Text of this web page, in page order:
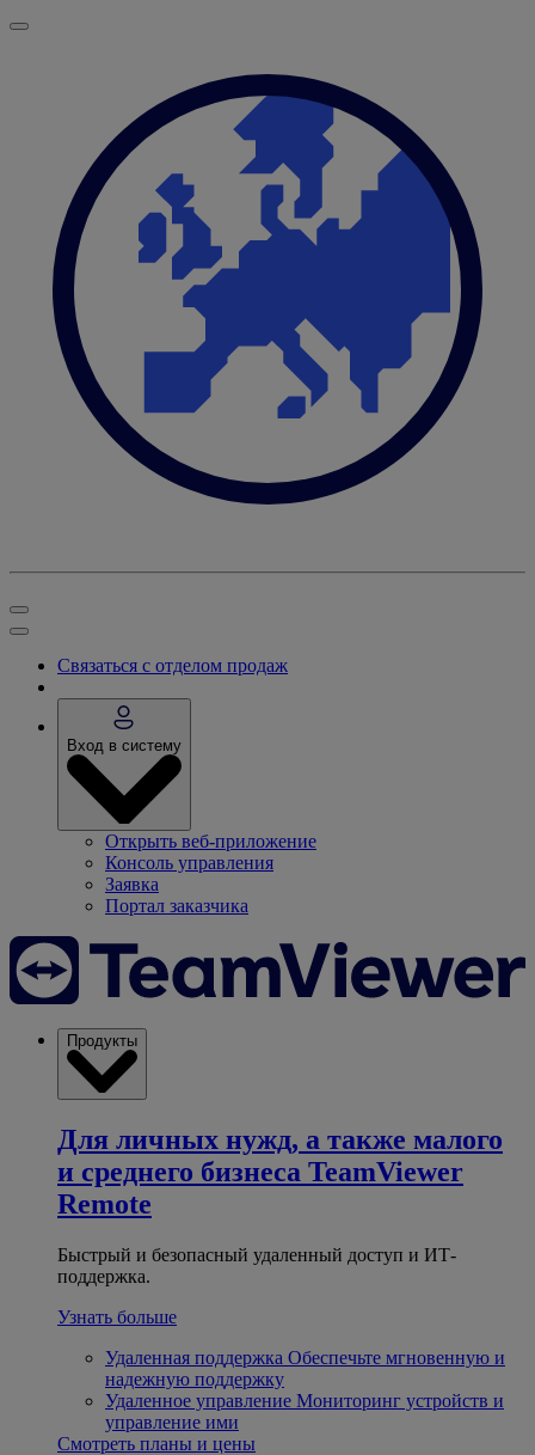
Связаться с отделом продаж
Вход в систему
Открыть веб-приложение
Консоль управления
Заявка
Портал заказчика
Продукты
Для личных нужд, а также малого
и среднего бизнеса TeamViewer
Remote
Быстрый и безопасный удаленный доступ и ИТ-
поддержка.
Узнать больше
Удаленная поддержка Обеспечьте мгновенную и
надежную поддержку
Удаленное управление Мониторинг устройств и
управление ими
Смотреть планы и цены